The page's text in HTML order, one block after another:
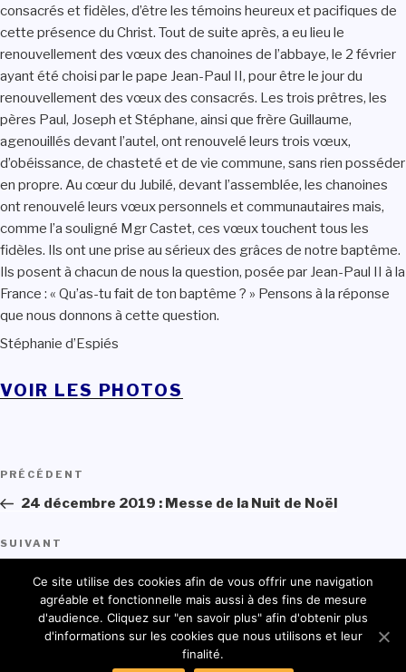
consacrés et fidèles, d’être les témoins heureux et pacifiques de
cette présence du Christ. Tout de suite après, a eu lieu le
renouvellement des vœux des chanoines de l’abbaye, le 2 février
ayant été choisi par le pape Jean-Paul II, pour être le jour du
renouvellement des vœux des consacrés. Les trois prêtres, les
pères Paul, Joseph et Stéphane, ainsi que frère Guillaume,
agenouillés devant l’autel, ont renouvelé leurs trois vœux,
d’obéissance, de chasteté et de vie commune, sans rien posséder
en propre. Au cœur du Jubilé, devant l’assemblée, les chanoines
ont renouvelé leurs vœux personnels et communautaires mais,
comme l’a souligné Mgr Castet, ces vœux touchent tous les
fidèles. Ils ont une prise au sérieux des grâces de notre baptême.
Ils posent à chacun de nous la question, posée par Jean-Paul II à la
France : « Qu’as-tu fait de ton baptême ? » Pensons à la réponse
que nous donnons à cette question.
Stéphanie d’Espiés
VOIR LES PHOTOS
Navigation
l’article
Article
précédent
PRÉCÉDENT
24 décembre 2019 : Messe de la Nuit de Noël
Article
SUIVANT
© 2021 - Ordre des Chanoines Réguliers du Très Saint-Sauveur du
Ce site utilise des cookies afin de vous offrir une navigation
agréable et fonctionnelle mais aussi à des fins de mesure
d'audience. Cliquez sur "en savoir plus" afin d'obtenir plus
d'informations sur les cookies que nous utilisons et leur
finalité.